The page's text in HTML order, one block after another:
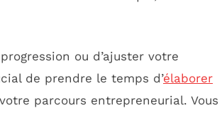
ou d’ajuster votre
de prendre le temps d’élaborer
parcours entrepreneurial. Vous